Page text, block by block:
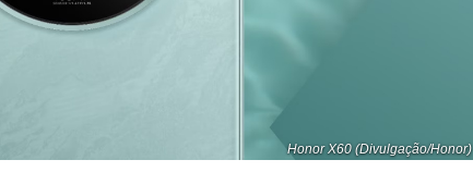
Honor X60 (Divulgação/Honor)